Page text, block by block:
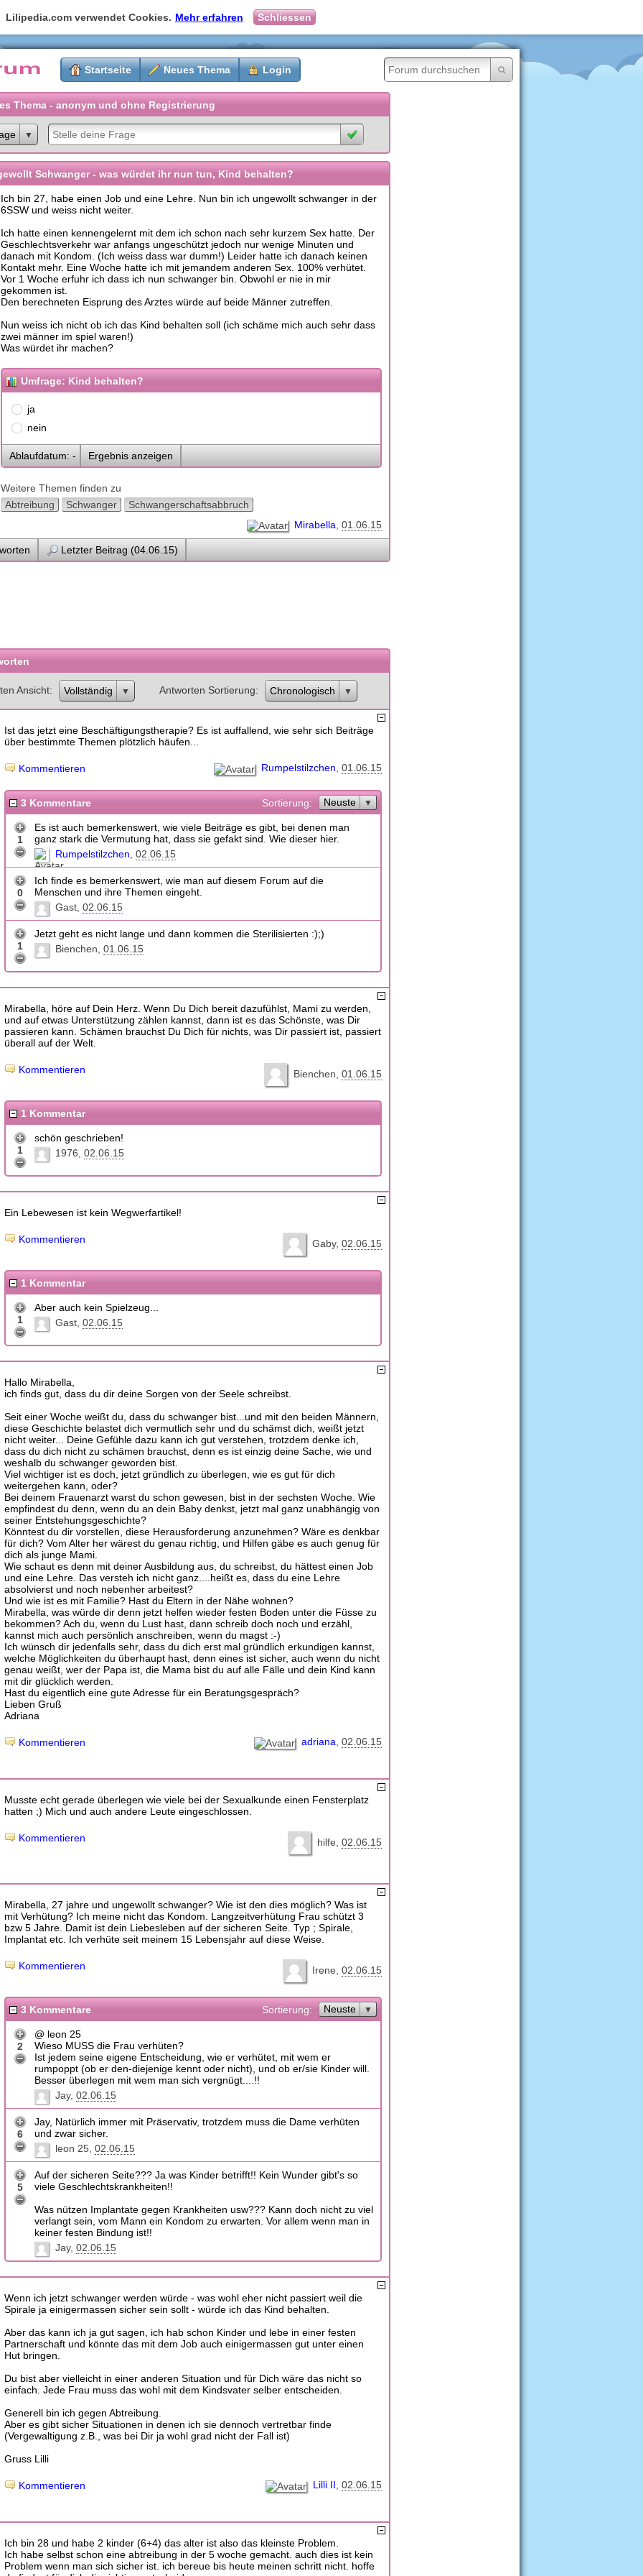
Lilipedia.com verwendet Cookies. Mehr erfahren Schliessen
Startseite Neues Thema Login
Thema - anonym und ohne Registrierung
Schwanger - was würdet ihr nun tun, Kind behalten?
Ich bin 27, habe einen Job und eine Lehre. Nun bin ich ungewollt schwanger in der
6SSW und weiss nicht weiter.
Ich hatte einen kennengelernt mit dem ich schon nach sehr kurzem Sex hatte. Der
Geschlechtsverkehr war anfangs ungeschützt jedoch nur wenige Minuten und
danach mit Kondom. (Ich weiss dass war dumm!) Leider hatte ich danach keinen
Kontakt mehr. Eine Woche hatte ich mit jemandem anderen Sex. 100% verhütet.
Vor 1 Woche erfuhr ich dass ich nun schwanger bin. Obwohl er nie in mir
gekommen ist.
Den berechneten Eisprung des Arztes würde auf beide Männer zutreffen.
Nun weiss ich nicht ob ich das Kind behalten soll (ich schäme mich auch sehr dass
zwei männer im spiel waren!)
Was würdet ihr machen?
Umfrage: Kind behalten?
ja
nein
Ablaufdatum: - Ergebnis anzeigen
Weitere Themen finden zu
Abtreibung
Schwanger
Schwangerschaftsabbruch
Mirabella 01.06.15
Letzter Beitrag (04.06.15)
Ansicht Vollständig Antworten Sortierung Chronologisch
Ist das jetzt eine Beschäftigungstherapie? Es ist auffallend, wie sehr sich Beiträge
über bestimmte Themen plötzlich häufen...
Rumpelstilzchen 01.06.15
Kommentieren
3 Kommentare Sortierung: Neuste
1
Es ist auch bemerkenswert, wie viele Beiträge es gibt, bei denen man
ganz stark die Vermutung hat, dass sie gefakt sind. Wie dieser hier.
Rumpelstilzchen 02.06.15
0
Ich finde es bemerkenswert, wie man auf diesem Forum auf die
Menschen und ihre Themen eingeht.
Gast 02.06.15
1
Jetzt geht es nicht lange und dann kommen die Sterilisierten :);)
Bienchen 01.06.15
Mirabella, höre auf Dein Herz. Wenn Du Dich bereit dazufühlst, Mami zu werden,
und auf etwas Unterstützung zählen kannst, dann ist es das Schönste, was Dir
passieren kann. Schämen brauchst Du Dich für nichts, was Dir passiert ist, passiert
überall auf der Welt.
Bienchen 01.06.15
Kommentieren
1 Kommentar
1
schön geschrieben!
1976 02.06.15
Ein Lebewesen ist kein Wegwerfartikel!
Gaby 02.06.15
Kommentieren
1 Kommentar
1
Aber auch kein Spielzeug...
Gast 02.06.15
Hallo Mirabella,
ich finds gut, dass du dir deine Sorgen von der Seele schreibst.
Seit einer Woche weißt du, dass du schwanger bist...und mit den beiden Männern,
diese Geschichte belastet dich vermutlich sehr und du schämst dich, weißt jetzt
nicht weiter... Deine Gefühle dazu kann ich gut verstehen, trotzdem denke ich,
dass du dich nicht zu schämen brauchst, denn es ist einzig deine Sache, wie und
weshalb du schwanger geworden bist.
Viel wichtiger ist es doch, jetzt gründlich zu überlegen, wie es gut für dich
weitergehen kann, oder?
Bei deinem Frauenarzt warst du schon gewesen, bist in der sechsten Woche. Wie
empfindest du denn, wenn du an dein Baby denkst, jetzt mal ganz unabhängig von
seiner Entstehungsgeschichte?
Könntest du dir vorstellen, diese Herausforderung anzunehmen? Wäre es denkbar
für dich? Vom Alter her wärest du genau richtig, und Hilfen gäbe es auch genug für
dich als junge Mami.
Wie schaut es denn mit deiner Ausbildung aus, du schreibst, du hättest einen Job
und eine Lehre. Das versteh ich nicht ganz....heißt es, dass du eine Lehre
absolvierst und noch nebenher arbeitest?
Und wie ist es mit Familie? Hast du Eltern in der Nähe wohnen?
Mirabella, was würde dir denn jetzt helfen wieder festen Boden unter die Füsse zu
bekommen? Ach du, wenn du Lust hast, dann schreib doch noch und erzähl,
kannst mich auch persönlich anschreiben, wenn du magst :-)
Ich wünsch dir jedenfalls sehr, dass du dich erst mal gründlich erkundigen kannst,
welche Möglichkeiten du überhaupt hast, denn eines ist sicher, auch wenn du nicht
genau weißt, wer der Papa ist, die Mama bist du auf alle Fälle und dein Kind kann
mit dir glücklich werden.
Hast du eigentlich eine gute Adresse für ein Beratungsgespräch?
Lieben Gruß
Adriana
adriana 02.06.15
Kommentieren
Musste echt gerade überlegen wie viele bei der Sexualkunde einen Fensterplatz
hatten ;) Mich und auch andere Leute eingeschlossen.
hilfe 02.06.15
Kommentieren
Mirabella, 27 jahre und ungewollt schwanger? Wie ist den dies möglich? Was ist
mit Verhütung? Ich meine nicht das Kondom. Langzeitverhütung Frau schützt 3
bzw 5 Jahre. Damit ist dein Liebesleben auf der sicheren Seite. Typ ; Spirale,
Implantat etc. Ich verhüte seit meinem 15 Lebensjahr auf diese Weise.
Irene 02.06.15
Kommentieren
3 Kommentare Sortierung: Neuste
2
@ leon 25
Wieso MUSS die Frau verhüten?
Ist jedem seine eigene Entscheidung, wie er verhütet, mit wem er
rumpoppt (ob er den-diejenige kennt oder nicht), und ob er/sie Kinder will.
Besser überlegen mit wem man sich vergnügt....!!
Jay 02.06.15
6
Jay, Natürlich immer mit Präservativ, trotzdem muss die Dame verhüten
und zwar sicher.
leon 25 02.06.15
5
Auf der sicheren Seite??? Ja was Kinder betrifft!! Kein Wunder gibt's so
viele Geschlechtskrankheiten!!
Was nützen Implantate gegen Krankheiten usw??? Kann doch nicht zu viel
verlangt sein, vom Mann ein Kondom zu erwarten. Vor allem wenn man in
keiner festen Bindung ist!!
Jay 02.06.15
Wenn ich jetzt schwanger werden würde - was wohl eher nicht passiert weil die
Spirale ja einigermassen sicher sein sollt - würde ich das Kind behalten.
Aber das kann ich ja gut sagen, ich hab schon Kinder und lebe in einer festen
Partnerschaft und könnte das mit dem Job auch einigermassen gut unter einen
Hut bringen.
Du bist aber vielleicht in einer anderen Situation und für Dich wäre das nicht so
einfach. Jede Frau muss das wohl mit dem Kindsvater selber entscheiden.
Generell bin ich gegen Abtreibung.
Aber es gibt sicher Situationen in denen ich sie dennoch vertretbar finde
(Vergewaltigung z.B., was bei Dir ja wohl grad nicht der Fall ist)
Gruss Lilli
Lilli II 02.06.15
Kommentieren
Ich bin 28 und habe 2 kinder (6+4) das alter ist also das kleinste Problem.
Ich habe selbst schon eine abtreibung in der 5 woche gemacht. auch dies ist kein
Problem wenn man sich sicher ist. ich bereue bis heute meinen schritt nicht. hoffe